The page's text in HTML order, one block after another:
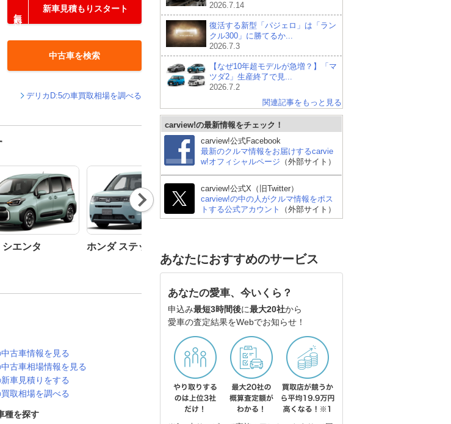
新車見積もりスタート
中古車を検索
デリカD:5の車買取相場を調べる
シエンタ ホンダ ステップワゴン
Nex
t
古車情報を見る
古車相場情報を見る
車見積りをする
取相場を調べる
種を探す
2026.7.14
復活する新型「パジェロ」は「ラン
クル300」に勝てるか...
2026.7.3
【なぜ10年超モデルが急増？】「マ
ツダ2」生産終了で見...
2026.7.2
関連記事をもっと見る
carview!の最新情報をチェック！
carview!公式Facebook
最新のクルマ情報をお届けするcarvie
w!オフィシャルページ （外部サイト）
carview!公式X（旧Twitter）
carview!の中の人がクルマ情報をポス
トする公式アカウント
（外部サイト）
あなたにおすすめのサービス
あなたの愛車、今いくら？
申込み最短3時間後に最大20社から
愛車の査定結果をWebでお知らせ！